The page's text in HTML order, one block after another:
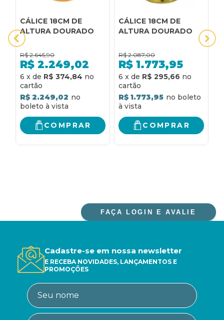
CÁLICE 18CM DE
ALTURA DOURADO
R$ 2.645,90
R$ 2.249,02
6 x de R$ 374,84
R$ 2.249,02
COMPRAR
CÁLICE 18CM DE
ALTURA DOURADO
R$ 2.087,00
R$ 1.773,95
6 x de R$ 295,66
R$ 1.773,95
COMPRAR
FAÇA LOGIN E AVALIE
Cadastre-se em nossa newsletter
E RECEBA NOVIDADES, LANÇAMENTOS E
PROMOÇÕES